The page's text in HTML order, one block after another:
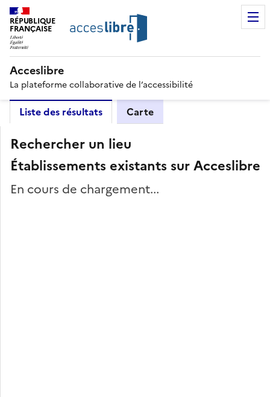
RÉPUBLIQUE
FRANÇAISE
Acceslibre
La plateforme collaborative de l’accessibilité
Liste des résultats Carte
Rechercher un lieu
Établissements existants sur Acceslibre
En cours de chargement...